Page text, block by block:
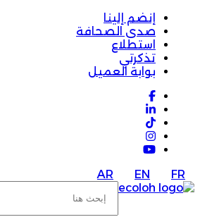
إنضم إلينا
صدى الصحافة
استطلاع
تذكرتي
بوابة العميل
AR EN FR